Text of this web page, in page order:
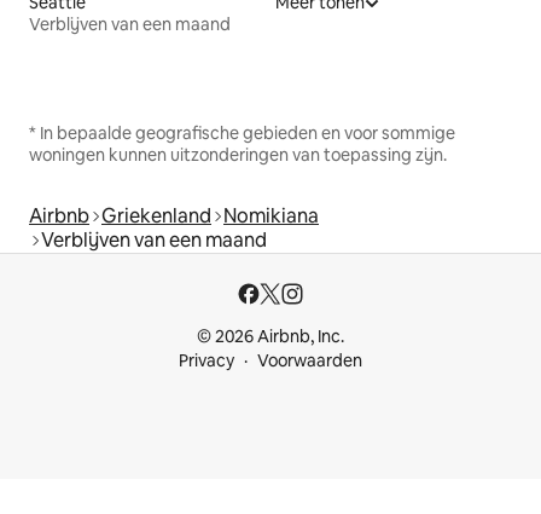
Verblijven van een maand
* In bepaalde geografische gebieden en voor sommige
woningen kunnen uitzonderingen van toepassing zijn.
Airbnb Griekenland Nomikiana
Verblijven van een maand
© 2026 Airbnb, Inc.
Privacy
Voorwaarden